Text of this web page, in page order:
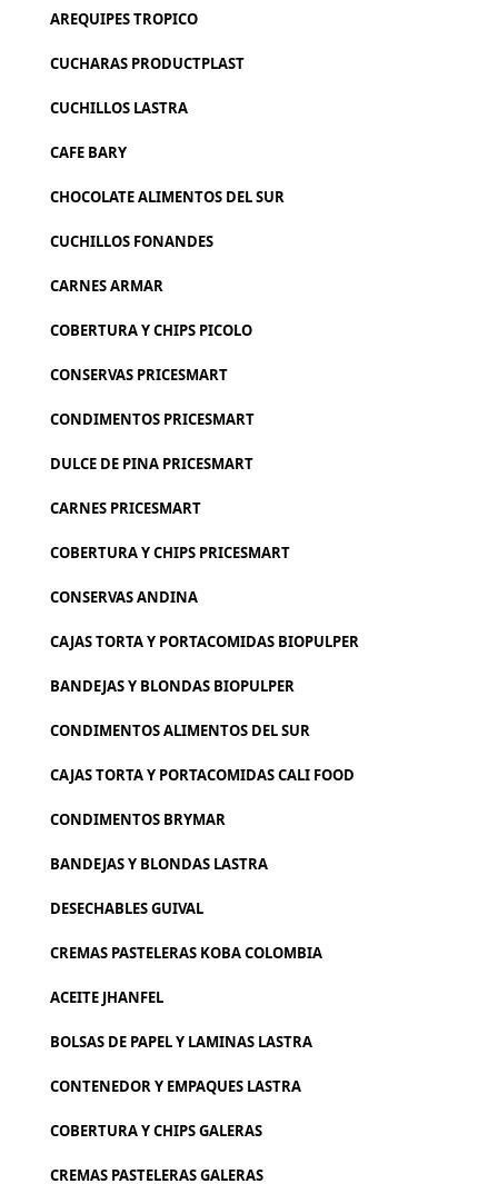
AREQUIPES TROPICO
CUCHARAS PRODUCTPLAST
CUCHILLOS LASTRA
CAFE BARY
CHOCOLATE ALIMENTOS DEL SUR
CUCHILLOS FONANDES
CARNES ARMAR
COBERTURA Y CHIPS PICOLO
CONSERVAS PRICESMART
CONDIMENTOS PRICESMART
DULCE DE PINA PRICESMART
CARNES PRICESMART
COBERTURA Y CHIPS PRICESMART
CONSERVAS ANDINA
CAJAS TORTA Y PORTACOMIDAS BIOPULPER
BANDEJAS Y BLONDAS BIOPULPER
CONDIMENTOS ALIMENTOS DEL SUR
CAJAS TORTA Y PORTACOMIDAS CALI FOOD
CONDIMENTOS BRYMAR
BANDEJAS Y BLONDAS LASTRA
DESECHABLES GUIVAL
CREMAS PASTELERAS KOBA COLOMBIA
ACEITE JHANFEL
BOLSAS DE PAPEL Y LAMINAS LASTRA
CONTENEDOR Y EMPAQUES LASTRA
COBERTURA Y CHIPS GALERAS
CREMAS PASTELERAS GALERAS